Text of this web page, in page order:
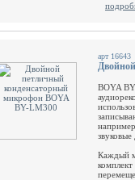
арт 16643
BOYA
Каждый